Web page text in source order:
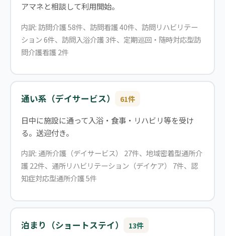
アマネと相談して利用開始。
内訳: 訪問介護 58件、訪問看護 40件、訪問リハビリテー
ション 6件、訪問入浴介護 3件、定期巡回・随時対応型訪
問介護看護 2件
通い系（デイサービス） 61件
日中に施設に通って入浴・食事・リハビリ等を受け
る。送迎付き。
内訳: 通所介護（デイサービス） 27件、地域密着型通所介
護 22件、通所リハビリテーション（デイケア） 7件、認
知症対応型通所介護 5件
泊まり（ショートステイ） 13件